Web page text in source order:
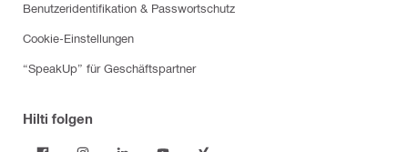
Benutzeridentifikation & Passwortschutz
Cookie-Einstellungen
“SpeakUp” für Geschäftspartner
Hilti folgen